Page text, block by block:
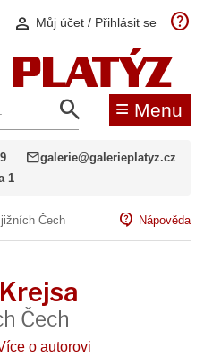
person Můj účet / Přihlásit se help
search ≡ Menu
mailgalerie@galerieplatyz.cz
1
Čech contact_support Nápověda
Čech
o autorovi